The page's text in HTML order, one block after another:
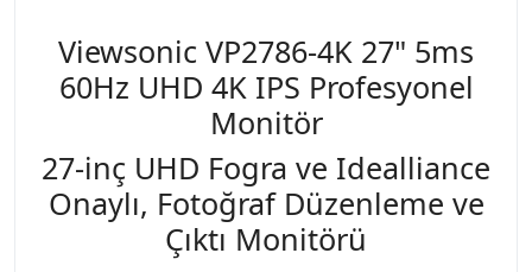
Viewsonic VP2786-4K 27" 5ms
60Hz UHD 4K IPS Profesyonel
Monitör
27-inç UHD Fogra ve Idealliance
Onaylı, Fotoğraf Düzenleme ve
Çıktı Monitörü